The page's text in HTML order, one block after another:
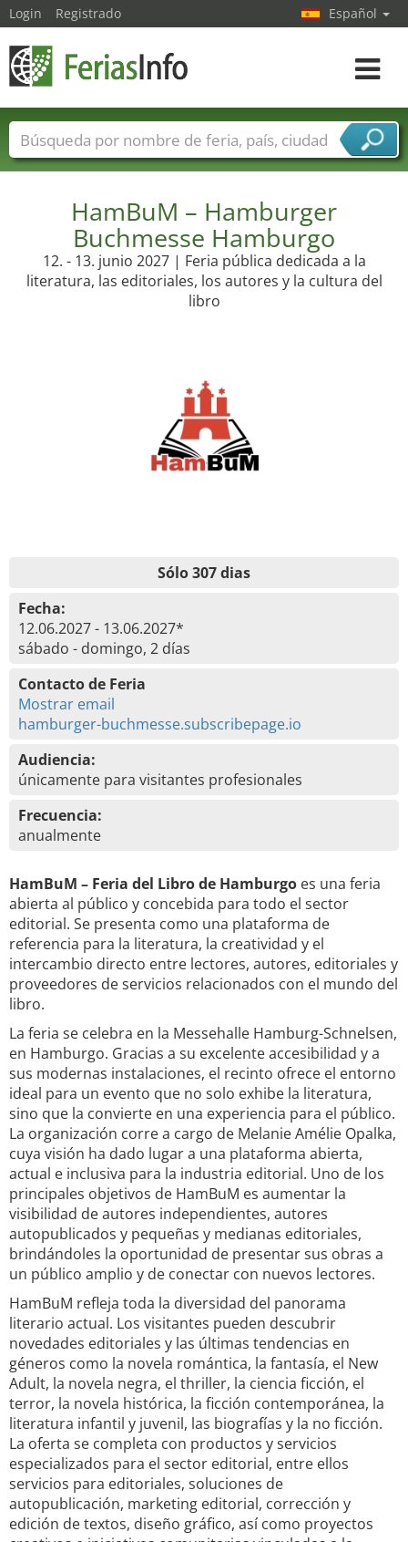
HamBuM – Hamburger
Buchmesse Hamburgo
12. - 13. junio 2027 | Feria pública dedicada a la
literatura, las editoriales, los autores y la cultura del
libro
Sólo 307 dias
Fecha:
12.06.2027 - 13.06.2027*
sábado - domingo, 2 días
Contacto de Feria
Mostrar email
hamburger-buchmesse.subscribepage.io
Audiencia:
únicamente para visitantes profesionales
Frecuencia:
anualmente
HamBuM – Feria del Libro de Hamburgo es una feria
abierta al público y concebida para todo el sector
editorial. Se presenta como una plataforma de
referencia para la literatura, la creatividad y el
intercambio directo entre lectores, autores, editoriales y
proveedores de servicios relacionados con el mundo del
libro.
La feria se celebra en la Messehalle Hamburg-Schnelsen,
en Hamburgo. Gracias a su excelente accesibilidad y a
sus modernas instalaciones, el recinto ofrece el entorno
ideal para un evento que no solo exhibe la literatura,
sino que la convierte en una experiencia para el público.
La organización corre a cargo de Melanie Amélie Opalka,
cuya visión ha dado lugar a una plataforma abierta,
actual e inclusiva para la industria editorial. Uno de los
principales objetivos de HamBuM es aumentar la
visibilidad de autores independientes, autores
autopublicados y pequeñas y medianas editoriales,
brindándoles la oportunidad de presentar sus obras a
un público amplio y de conectar con nuevos lectores.
HamBuM refleja toda la diversidad del panorama
literario actual. Los visitantes pueden descubrir
novedades editoriales y las últimas tendencias en
géneros como la novela romántica, la fantasía, el New
Adult, la novela negra, el thriller, la ciencia ficción, el
terror, la novela histórica, la ficción contemporánea, la
literatura infantil y juvenil, las biografías y la no ficción.
La oferta se completa con productos y servicios
especializados para el sector editorial, entre ellos
servicios para editoriales, soluciones de
autopublicación, marketing editorial, corrección y
edición de textos, diseño gráfico, así como proyectos
Login Registrado Español
toggle
Nombres de ferias Países
Ciudades
Sectores de proveedor de servicios